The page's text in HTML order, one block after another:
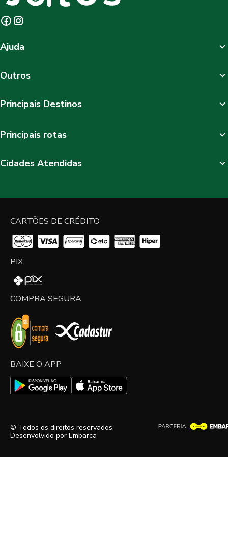
Ajuda
Outros
Principais Destinos
Principais rotas
Cidades Atendidas
CARTÕES DE CRÉDITO
PIX
COMPRA SEGURA
BAIXE O APP
© Todos os direitos reservados.
Desenvolvido por Embarca